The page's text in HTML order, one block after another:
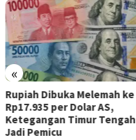
«
Rupiah Dibuka Melemah ke
Rp17.935 per Dolar AS,
Ketegangan Timur Tengah
Jadi Pemicu